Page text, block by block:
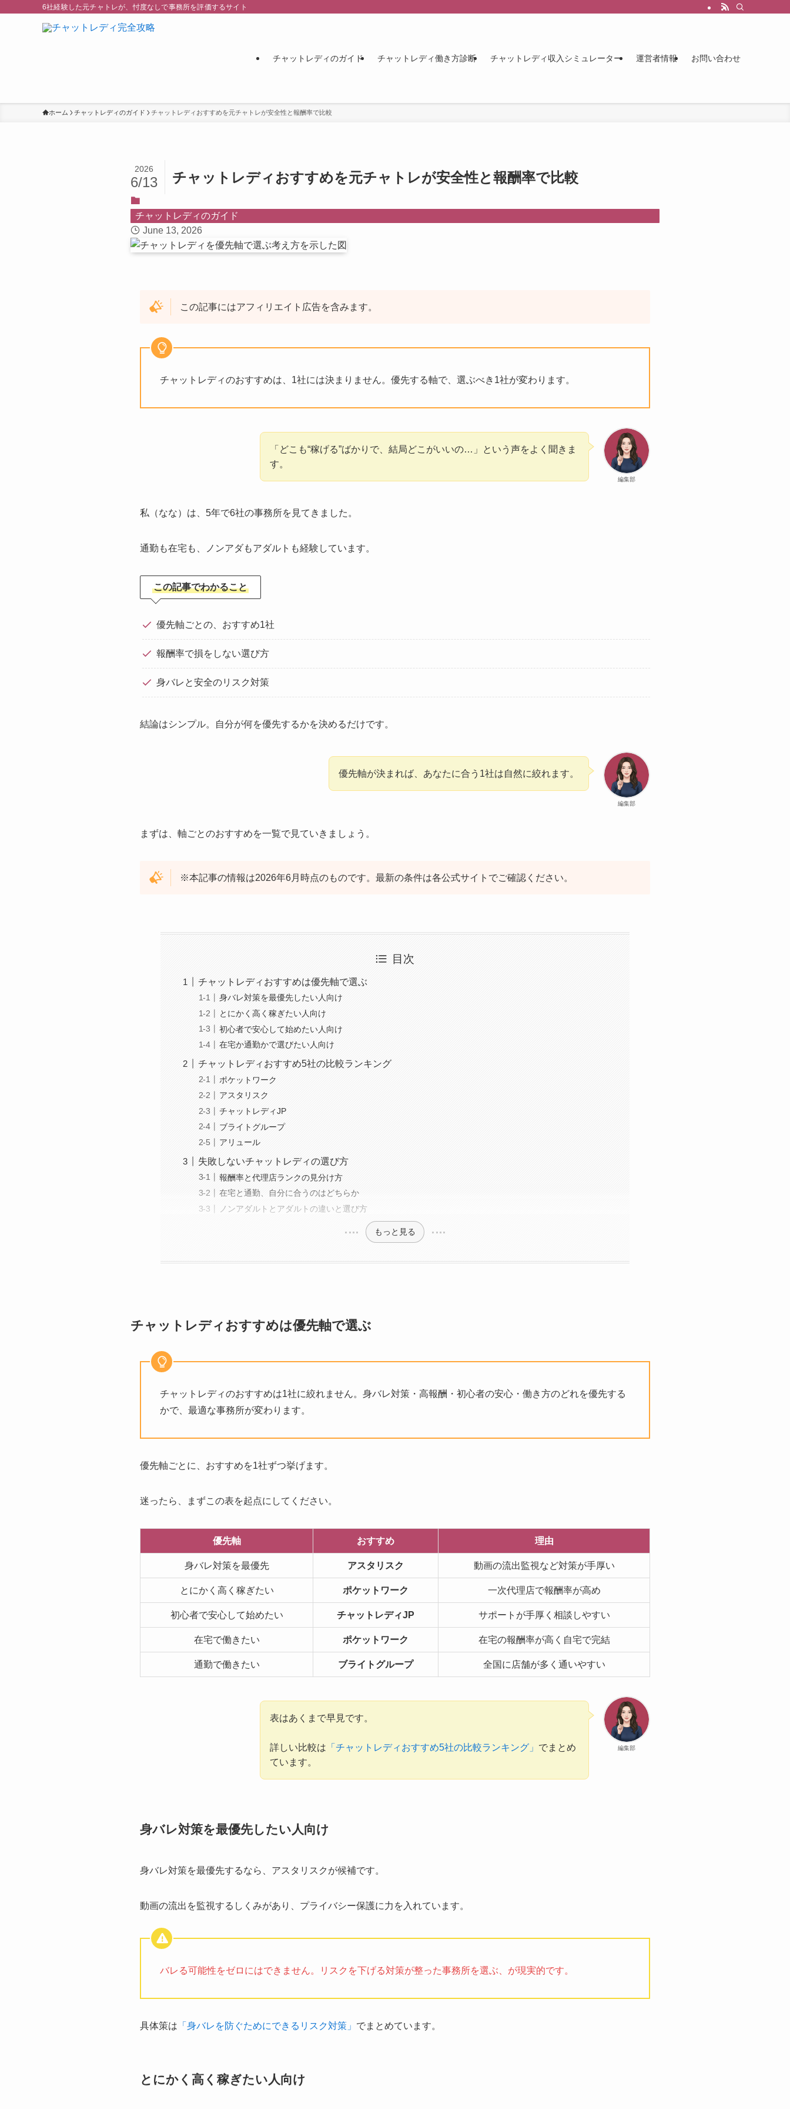
6社経験した元チャトレが、忖度なしで事務所を評価するサイト
チャットレディのガイド チャットレディ働き方診断 チャットレディ収入シミュレーター 運営者情報 お問い合わせ
ホーム チャットレディのガイド チャットレディおすすめを元チャトレが安全性と報酬率で比較
チャットレディおすすめを元チャトレが安全性と報酬率で比較
2026
6/13
チャットレディのガイド
June 13, 2026
この記事にはアフィリエイト広告を含みます。
チャットレディのおすすめは、1社には決まりません。優先する軸で、選ぶべき1社が変わります。
編集部
「どこも“稼げる”ばかりで、結局どこがいいの…」という声をよく聞きま
す。
私（なな）は、5年で6社の事務所を見てきました。
通勤も在宅も、ノンアダもアダルトも経験しています。
この記事でわかること
優先軸ごとの、おすすめ1社
報酬率で損をしない選び方
身バレと安全のリスク対策
結論はシンプル。自分が何を優先するかを決めるだけです。
編集部
優先軸が決まれば、あなたに合う1社は自然に絞れます。
まずは、軸ごとのおすすめを一覧で見ていきましょう。
※本記事の情報は2026年6月時点のものです。最新の条件は各公式サイトでご確認ください。
目次
チャットレディおすすめは優先軸で選ぶ
身バレ対策を最優先したい人向け
とにかく高く稼ぎたい人向け
初心者で安心して始めたい人向け
在宅か通勤かで選びたい人向け
チャットレディおすすめ5社の比較ランキング
ポケットワーク
アスタリスク
チャットレディJP
ブライトグループ
アリュール
失敗しないチャットレディの選び方
報酬率と代理店ランクの見分け方
在宅と通勤、自分に合うのはどちらか
ノンアダルトとアダルトの違いと選び方
もっと見る
チャットレディおすすめは優先軸で選ぶ
チャットレディのおすすめは1社に絞れません。身バレ対策・高報酬・初心者の安心・働き方のどれを優先する
かで、最適な事務所が変わります。
優先軸ごとに、おすすめを1社ずつ挙げます。
迷ったら、まずこの表を起点にしてください。
優先軸 おすすめ 理由
身バレ対策を最優先 アスタリスク 動画の流出監視など対策が手厚い
とにかく高く稼ぎたい ポケットワーク 一次代理店で報酬率が高め
初心者で安心して始めたい チャットレディJP サポートが手厚く相談しやすい
在宅で働きたい ポケットワーク 在宅の報酬率が高く自宅で完結
通勤で働きたい ブライトグループ 全国に店舗が多く通いやすい
編集部
表はあくまで早見です。
詳しい比較は 「チャットレディおすすめ5社の比較ランキング」 でまとめ
ています。
身バレ対策を最優先したい人向け
身バレ対策を最優先するなら、アスタリスクが候補です。
動画の流出を監視するしくみがあり、プライバシー保護に力を入れています。
バレる可能性をゼロにはできません。リスクを下げる対策が整った事務所を選ぶ、が現実的です。
具体策は 「身バレを防ぐためにできるリスク対策」 でまとめています。
とにかく高く稼ぎたい人向け